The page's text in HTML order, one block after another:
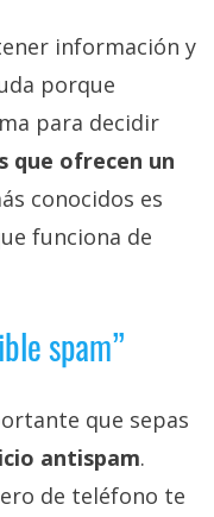
información y
porque
para decidir
que ofrecen un
conocidos es
funciona de
spam”
que sepas
antispam.
de teléfono te